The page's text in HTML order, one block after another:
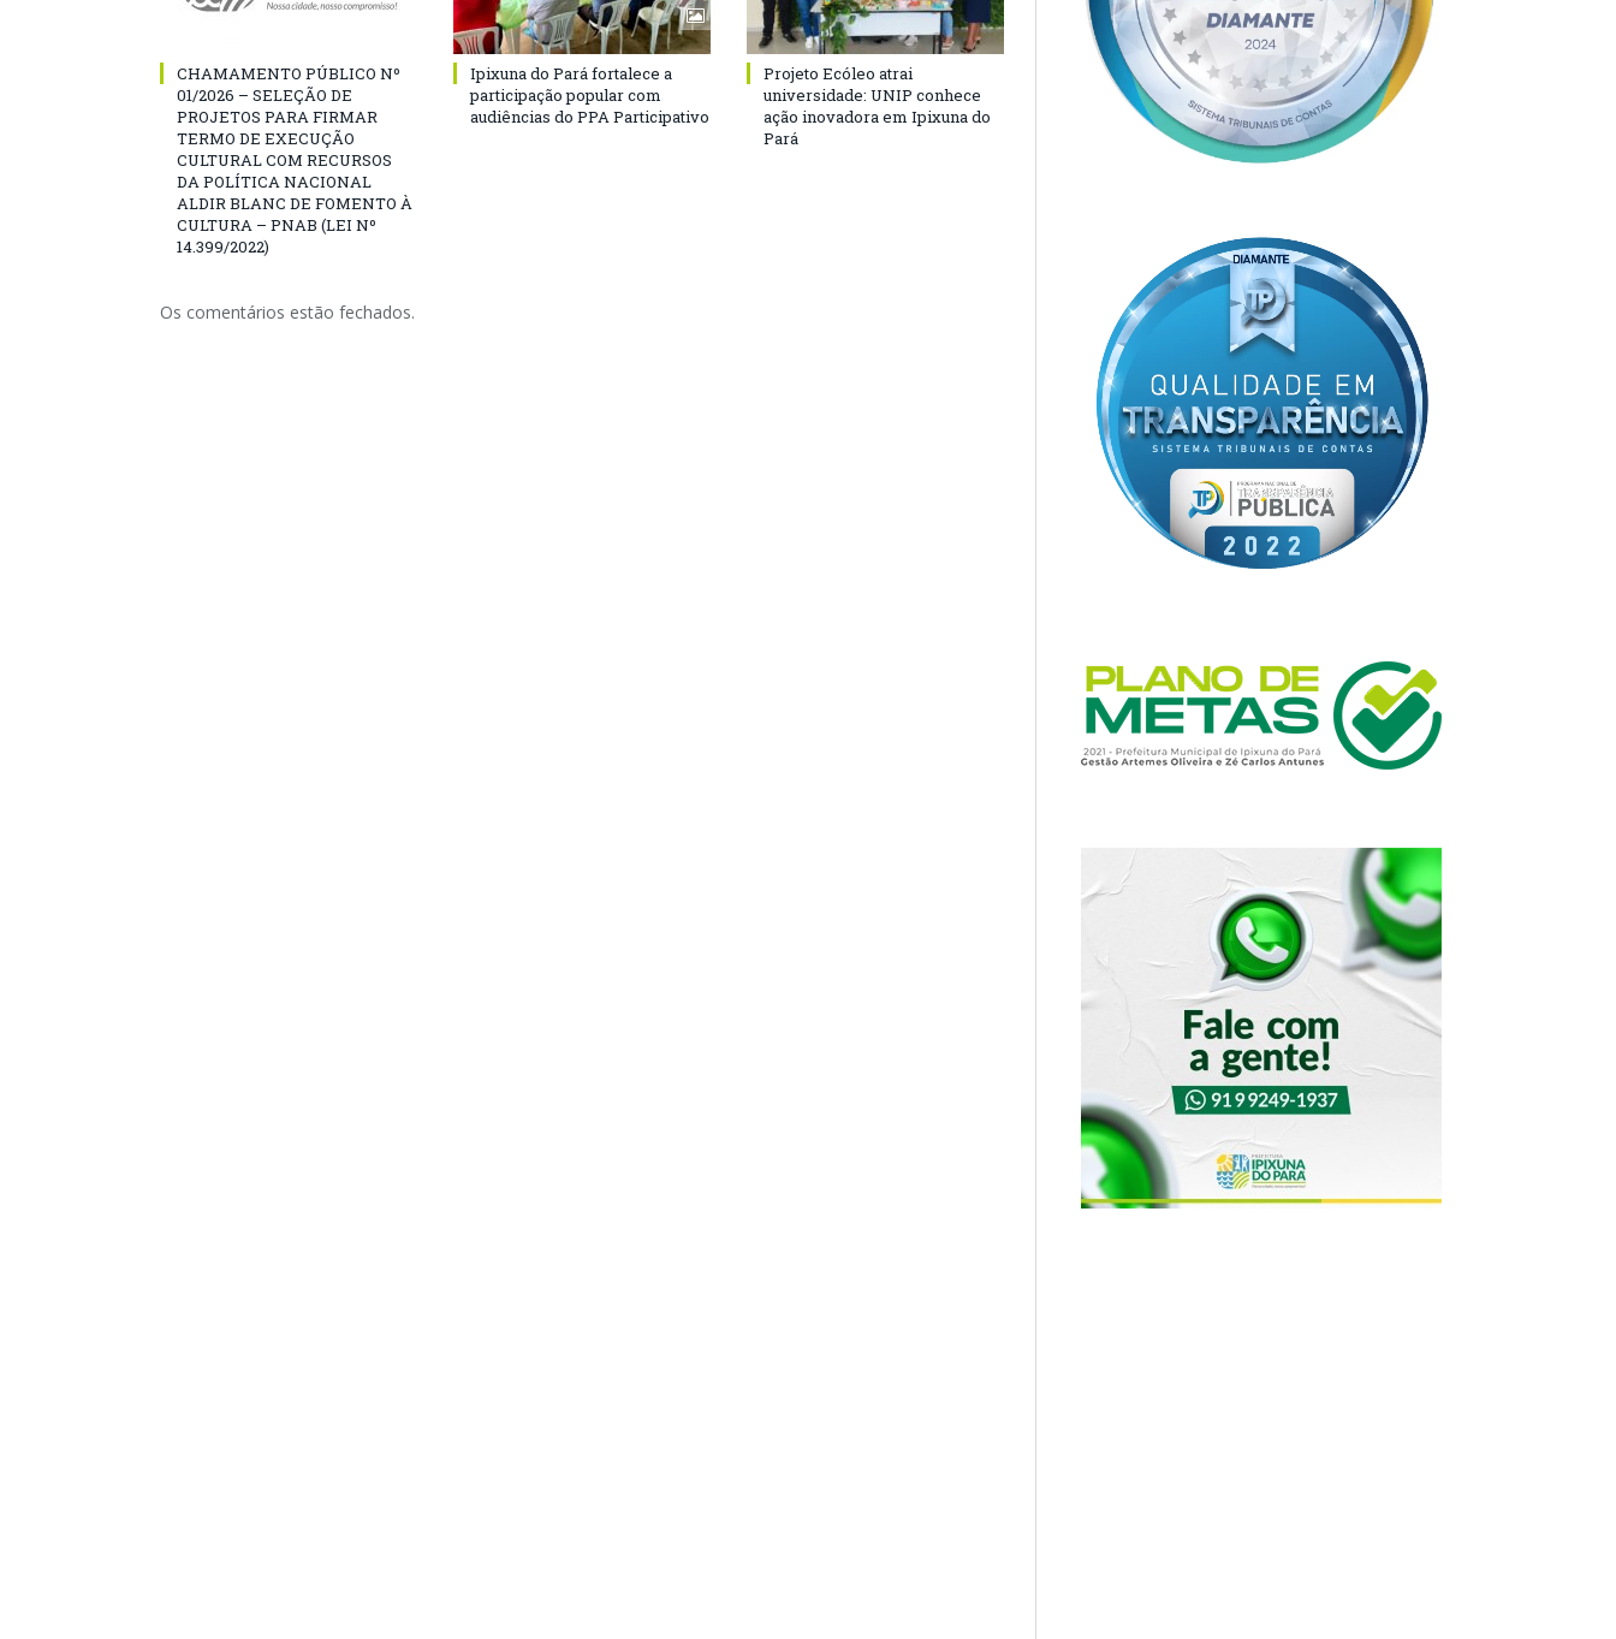
CHAMAMENTO PÚBLICO Nº
01/2026 – SELEÇÃO DE
PROJETOS PARA FIRMAR
TERMO DE EXECUÇÃO
CULTURAL COM RECURSOS
DA POLÍTICA NACIONAL
ALDIR BLANC DE FOMENTO À
CULTURA – PNAB (LEI Nº
14.399/2022)
Ipixuna do Pará fortalece a
participação popular com
audiências do PPA Participativo
Projeto Ecóleo atrai
universidade: UNIP conhece
ação inovadora em Ipixuna do
Pará
Os comentários estão fechados.